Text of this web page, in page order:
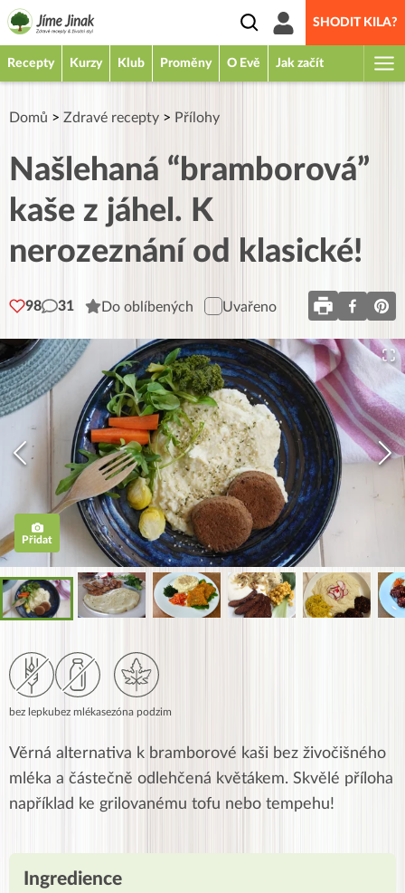
SHODIT KILA?
Recepty Kurzy Klub Proměny O Evě Jak začít
Domů > Zdravé recepty > Přílohy
Našlehaná “bramborová”
kaše z jáhel. K
nerozeznání od klasické!
98 31 Do oblíbených Uvařeno
Přidat
bez lepku bez mlékasezóna podzim
Věrná alternativa k bramborové kaši bez živočišného
mléka a částečně odlehčená květákem. Skvělé příloha
například ke grilovanému tofu nebo tempehu!
Ingredience